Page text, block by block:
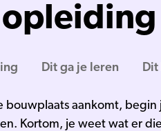
Dit ga je leren
bouwplaats aankomt,
Kortom, je weet wat er